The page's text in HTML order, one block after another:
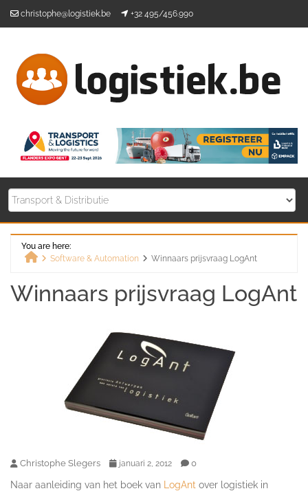
christophe@logistiek.be +32 495/456.990
You are here:
Software & Automation Winnaars prijsvraag LogAnt
Winnaars prijsvraag LogAnt
Christophe Slegers januari 2, 2012 0
Naar aanleiding van het boek van LogAnt over logistiek in